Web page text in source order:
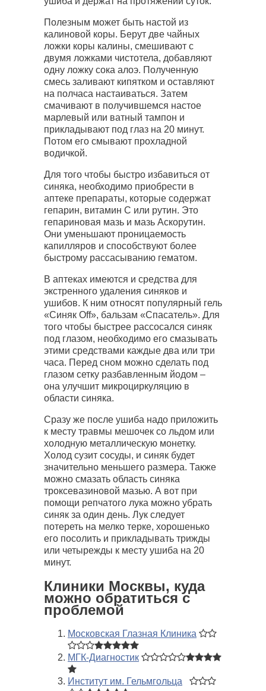
Полезным может быть настой из
калиновой коры. Берут две чайных
ложки коры калины, смешивают с
двумя ложками чистотела, добавляют
одну ложку сока алоэ. Полученную
смесь заливают кипятком и оставляют
на полчаса настаиваться. Затем
смачивают в получившемся настое
марлевый или ватный тампон и
прикладывают под глаз на 20 минут.
Потом его смывают прохладной
водичкой.
Для того чтобы быстро избавиться от
синяка, необходимо приобрести в
аптеке препараты, которые содержат
гепарин, витамин С или рутин. Это
гепариновая мазь и мазь Аскорутин.
Они уменьшают проницаемость
капилляров и способствуют более
быстрому рассасыванию гематом.
В аптеках имеются и средства для
экстренного удаления синяков и
ушибов. К ним относят популярный гель
«Синяк Off», бальзам «Спасатель». Для
того чтобы быстрее рассосался синяк
под глазом, необходимо его смазывать
этими средствами каждые два или три
часа. Перед сном можно сделать под
глазом сетку разбавленным йодом –
она улучшит микроциркуляцию в
области синяка.
Сразу же после ушиба надо приложить
к месту травмы мешочек со льдом или
холодную металлическую монетку.
Холод сузит сосуды, и синяк будет
значительно меньшего размера. Также
можно смазать область синяка
троксевазиновой мазью. А вот при
помощи репчатого лука можно убрать
синяк за один день. Лук следует
потереть на мелко терке, хорошенько
его посолить и прикладывать трижды
или четырежды к месту ушиба на 20
минут.
Клиники Москвы, куда
можно обратиться с
проблемой
Московская Глазная Клиника
МГК-Диагностик
Институт им. Гельмгольца